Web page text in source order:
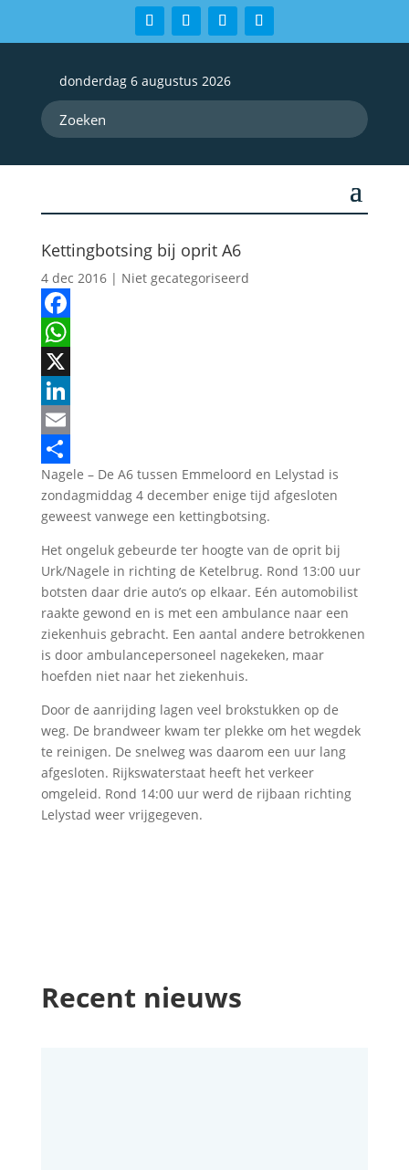
donderdag 6 augustus 2026
Kettingbotsing bij oprit A6
4 dec 2016| Niet gecategoriseerd
Facebook
WhatsApp
X
LinkedIn
Email
Delen
Nagele – De A6 tussen Emmeloord en Lelystad is
zondagmiddag 4 december enige tijd afgesloten
geweest vanwege een kettingbotsing.
Het ongeluk gebeurde ter hoogte van de oprit bij
Urk/Nagele in richting de Ketelbrug. Rond 13:00 uur
botsten daar drie auto’s op elkaar. Eén automobilist
raakte gewond en is met een ambulance naar een
ziekenhuis gebracht. Een aantal andere betrokkenen
is door ambulancepersoneel nagekeken, maar
hoefden niet naar het ziekenhuis.
Door de aanrijding lagen veel brokstukken op de
weg. De brandweer kwam ter plekke om het wegdek
te reinigen. De snelweg was daarom een uur lang
afgesloten. Rijkswaterstaat heeft het verkeer
omgeleid. Rond 14:00 uur werd de rijbaan richting
Lelystad weer vrijgegeven.
Recent nieuws